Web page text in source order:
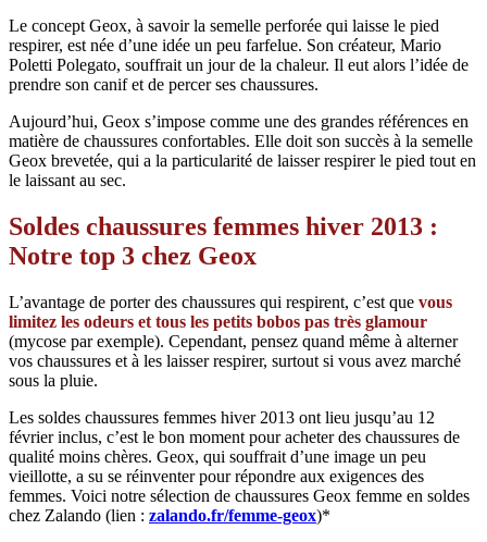
Le concept Geox, à savoir la semelle perforée qui laisse le pied
respirer, est née d’une idée un peu farfelue. Son créateur, Mario
Poletti Polegato, souffrait un jour de la chaleur. Il eut alors l’idée de
prendre son canif et de percer ses chaussures.
Aujourd’hui, Geox s’impose comme une des grandes références en
matière de chaussures confortables. Elle doit son succès à la semelle
Geox brevetée, qui a la particularité de laisser respirer le pied tout en
le laissant au sec.
Soldes chaussures femmes hiver 2013 :
Notre top 3 chez Geox
L’avantage de porter des chaussures qui respirent, c’est que vous
limitez les odeurs et tous les petits bobos pas très glamour
(mycose par exemple). Cependant, pensez quand même à alterner
vos chaussures et à les laisser respirer, surtout si vous avez marché
sous la pluie.
Les soldes chaussures femmes hiver 2013 ont lieu jusqu’au 12
février inclus, c’est le bon moment pour acheter des chaussures de
qualité moins chères. Geox, qui souffrait d’une image un peu
vieillotte, a su se réinventer pour répondre aux exigences des
femmes. Voici notre sélection de chaussures Geox femme en soldes
chez Zalando (lien : zalando.fr/femme-geox)*